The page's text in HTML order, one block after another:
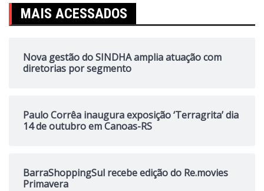
MAIS ACESSADOS
Nova gestão do SINDHA amplia atuação com
diretorias por segmento
Paulo Corrêa inaugura exposição ‘Terragrita’ dia
14 de outubro em Canoas-RS
BarraShoppingSul recebe edição do Re.movies
Primavera